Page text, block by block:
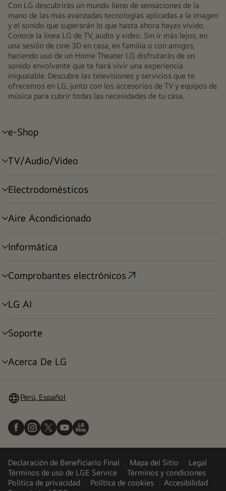
Con LG descubrirás un mundo lleno de sensaciones de la
mano de las más avanzadas tecnologías aplicadas a la imagen
y el sonido que superarán lo que hasta ahora hayas vivido.
Conoce la línea LG de TV, audio y video. Sin ir más lejos, en
una sesión de cine 3D en casa, en familia o con amigos,
haciendo uso de un Home Theater LG disfrutarás de un
sonido envolvente que te hará vivir una experiencia
inigualable. Descubre las televisiones y servicios que te
ofrecemos en LG, junto con los accesorios de TV y equipos de
música para cubrir todas las necesidades de tu casa.
e-Shop
alternar
TV/Audio/Video
alternar
Electrodomésticos
alternar
Aire Acondicionado
alternar
Informática
alternar
Comprobantes electrónicos
alternar
LG AI
alternar
Soporte
alternar
Acerca De LG
alternar
Perú, Español
Declaración de Beneficiario Final Mapa del Sitio
Legal
Términos de uso de LGE Service
Términos y condiciones
Política de privacidad
Política de cookies
Accesibilidad